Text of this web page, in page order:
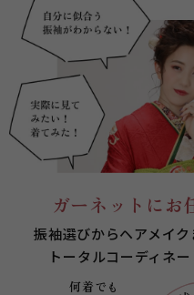
ガーネットにお
振袖選びからヘアメイ
トータルコーディネー
何着でも